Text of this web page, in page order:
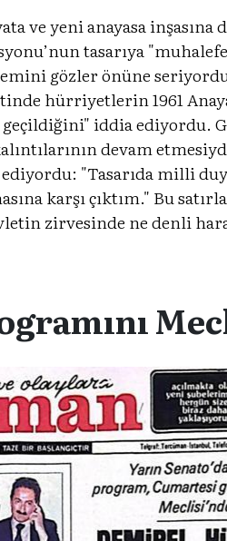
ve yeni anayasa
tasarıya
gözler önüne
hürriyetlerin 1961
iddia ediyordu.
devam
ediyordu: "Tasarıda milli
karşı çıktım." Bu
zirvesinde ne denli